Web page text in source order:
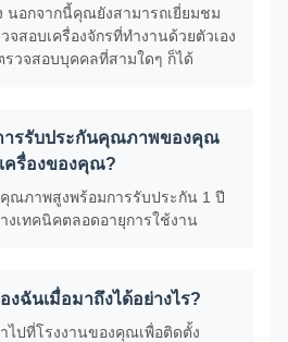
นอกจากนี้คุณยังสามารถเยี่ยมชม
จสอบเครื่องจักรที่ทำงานด้วยตัวเอง
วจสอบบุคคลที่สามใดๆ ก็ได้
ารรับประกันคุณภาพของคุณ
ครื่องของคุณ?
คุณภาพสูงพร้อมการรับประกัน 1 ปี
เทคนิคตลอดอายุการใช้งาน
งฉันเมื่อมาถึงได้อย่างไร?
าไปที่โรงงานของคุณเพื่อติดตั้ง